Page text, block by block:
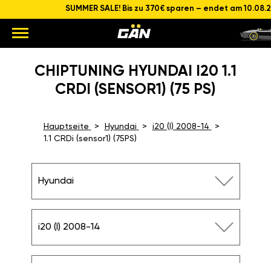
SUMMER SALE! Bis zu 370€ sparen – endet am
CHIPTUNING HYUNDAI I20 1.1
CRDI (SENSOR1) (75 PS)
Hauptseite Hyundai
i20 (I) 2008-14
1.1 CRDi (sensor1) (75PS)
Hyundai
i20 (I) 2008-14